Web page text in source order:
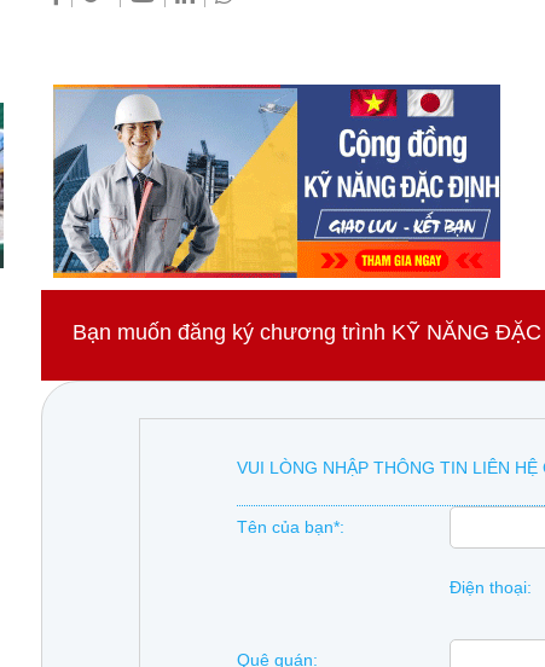
Bạn muốn đăng ký chương trình KỸ NĂNG
VUI LÒNG NHẬP THÔNG TIN LIÊN HỆ
Tên của bạn*:
Điện thoại:
Quê quán: